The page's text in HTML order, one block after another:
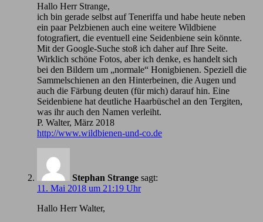
Hallo Herr Strange,
ich bin gerade selbst auf Teneriffa und habe heute neben
ein paar Pelzbienen auch eine weitere Wildbiene
fotografiert, die eventuell eine Seidenbiene sein könnte.
Mit der Google-Suche stoß ich daher auf Ihre Seite.
Wirklich schöne Fotos, aber ich denke, es handelt sich
bei den Bildern um „normale“ Honigbienen. Speziell die
Sammelschienen an den Hinterbeinen, die Augen und
auch die Färbung deuten (für mich) darauf hin. Eine
Seidenbiene hat deutliche Haarbüschel an den Tergiten,
was ihr auch den Namen verleiht.
P. Walter, März 2018
http://www.wildbienen-und-co.de
Stephan Strange sagt:
11. Mai 2018 um 21:19 Uhr
Hallo Herr Walter,